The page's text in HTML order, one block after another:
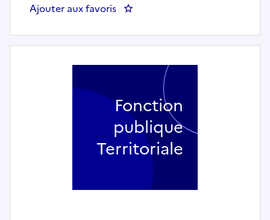
Ajouter aux favoris : AGENT DE SURVEILLANCE
Fonction
publique
Territoriale